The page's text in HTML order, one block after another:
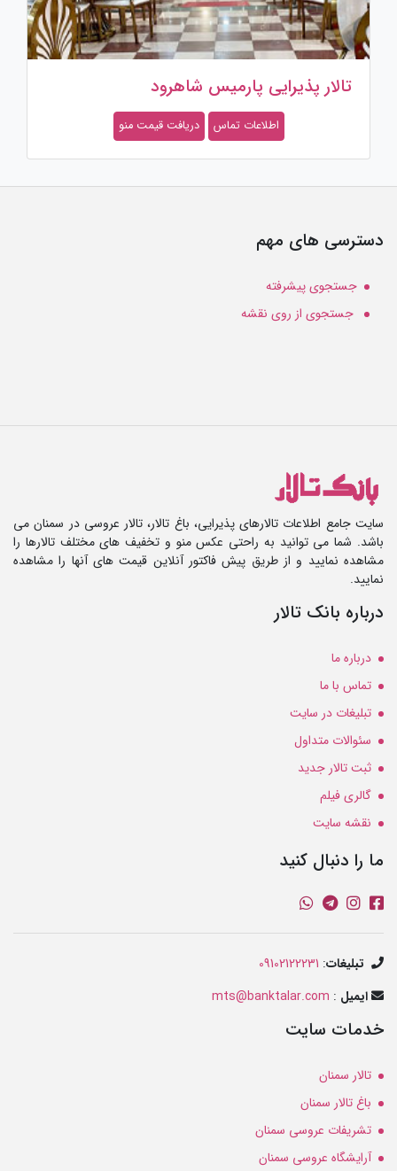
تالار پذیرایی پارمیس شاهرود
اطلاعات تماس دریافت قیمت منو
دسترسی های مهم
جستجوی پیشرفته
جستجوی از روی نقشه
سایت جامع اطلاعات تالارهای پذیرایی، باغ تالار، تالار عروسی در سمنان می
باشد. شما می توانید به راحتی عکس منو و تخفیف های مختلف تالارها را
مشاهده نمایید و از طریق پیش فاکتور آنلاین قیمت های آنها را مشاهده
نمایید.
درباره بانک تالار
درباره ما
تماس با ما
تبلیغات در سایت
سئوالات متداول
ثبت تالار جدید
گالری فیلم
نقشه سایت
ما را دنبال کنید
تبلیغات:
09102122231
ایمیل :
mts@banktalar.com
خدمات سایت
تالار سمنان
باغ تالار سمنان
تشریفات عروسی سمنان
آرایشگاه عروسی سمنان